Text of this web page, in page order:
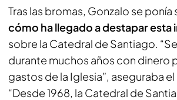
Tras las bromas, Gonzalo se ponía
cómo ha llegado a destapar esta
sobre la Catedral de Santiago.
durante muchos años con dinero
gastos de la Iglesia”, aseguraba
“Desde 1968, la Catedral de